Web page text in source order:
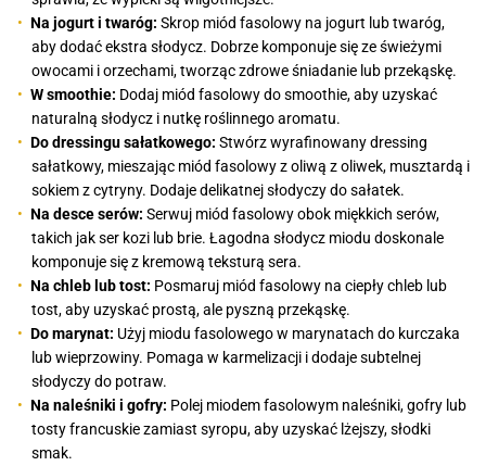
Na jogurt i twaróg: Skrop miód fasolowy na jogurt lub twaróg,
aby dodać ekstra słodycz. Dobrze komponuje się ze świeżymi
owocami i orzechami, tworząc zdrowe śniadanie lub przekąskę.
W smoothie: Dodaj miód fasolowy do smoothie, aby uzyskać
naturalną słodycz i nutkę roślinnego aromatu.
Do dressingu sałatkowego: Stwórz wyrafinowany dressing
sałatkowy, mieszając miód fasolowy z oliwą z oliwek, musztardą i
sokiem z cytryny. Dodaje delikatnej słodyczy do sałatek.
Na desce serów: Serwuj miód fasolowy obok miękkich serów,
takich jak ser kozi lub brie. Łagodna słodycz miodu doskonale
komponuje się z kremową teksturą sera.
Na chleb lub tost: Posmaruj miód fasolowy na ciepły chleb lub
tost, aby uzyskać prostą, ale pyszną przekąskę.
Do marynat: Użyj miodu fasolowego w marynatach do kurczaka
lub wieprzowiny. Pomaga w karmelizacji i dodaje subtelnej
słodyczy do potraw.
Na naleśniki i gofry: Polej miodem fasolowym naleśniki, gofry lub
tosty francuskie zamiast syropu, aby uzyskać lżejszy, słodki
smak.